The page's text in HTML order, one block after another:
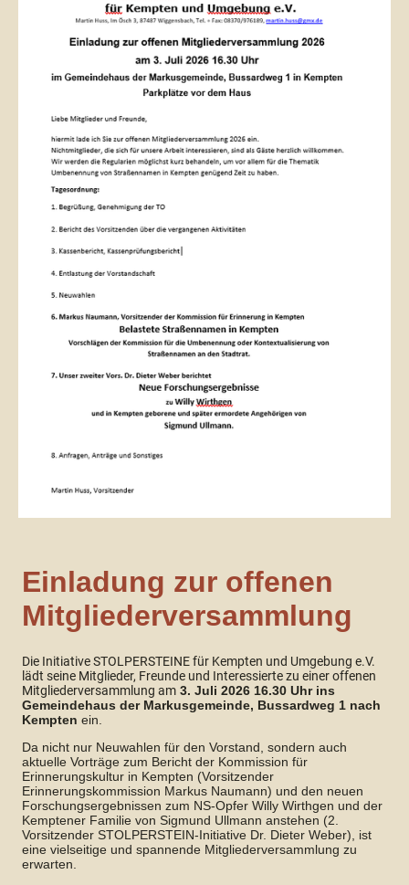
Einladung zur offenen
Mitgliederversammlung
Die Initiative STOLPERSTEINE für Kempten und Umgebung e.V.
lädt seine Mitglieder, Freunde und Interessierte zu einer offenen
Mitgliederversammlung am 3. Juli 2026 16.30 Uhr ins
Gemeindehaus der Markusgemeinde, Bussardweg 1 nach
Kempten ein.
Da nicht nur Neuwahlen für den Vorstand, sondern auch
aktuelle Vorträge zum Bericht der Kommission für
Erinnerungskultur in Kempten (Vorsitzender
Erinnerungskommission Markus Naumann) und den neuen
Forschungsergebnissen zum NS-Opfer Willy Wirthgen und der
Kemptener Familie von Sigmund Ullmann anstehen (2.
Vorsitzender STOLPERSTEIN-Initiative Dr. Dieter Weber), ist
eine vielseitige und spannende Mitgliederversammlung zu
erwarten.